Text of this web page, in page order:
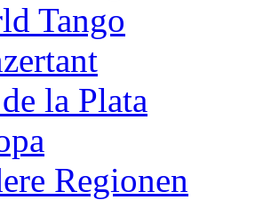
Tango
la Plata
Regionen